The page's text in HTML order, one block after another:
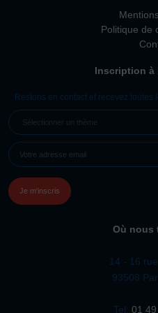
Politique de
Inscription à
Restons en contact et recevez
Où nous
14 - 16
93508
Tel: 01